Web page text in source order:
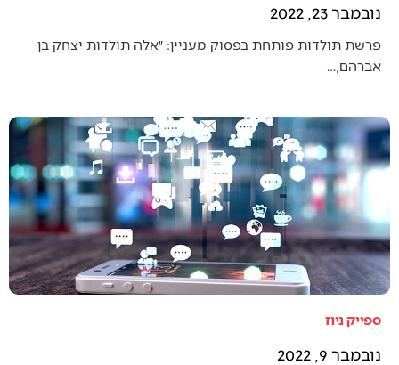
נובמבר 23, 2022
פרשת תולדות פותחת בפסוק מעניין: ״אלה תולדות יצחק בן
אברהם,…
ספייק ניוז
נובמבר 9, 2022